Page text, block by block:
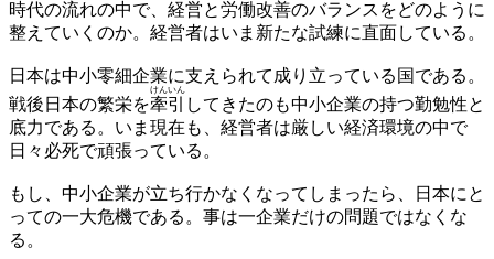
時代の流れの中で、経営と労働改善のバランスをどのように
整えていくのか。経営者はいま新たな試練に直面している。
日本は中小零細企業に支えられて成り立っている国である。
戦後日本の繁栄を牽引
けんいん
してきたのも中小企業の持つ勤勉性と
底力である。いま現在も、経営者は厳しい経済環境の中で
日々必死で頑張っている。
もし、中小企業が立ち行かなくなってしまったら、日本にと
っての一大危機である。事は一企業だけの問題ではなくな
る。